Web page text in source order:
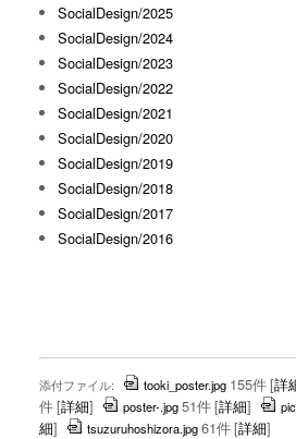
SocialDesign/2025
SocialDesign/2024
SocialDesign/2023
SocialDesign/2022
SocialDesign/2021
SocialDesign/2020
SocialDesign/2019
SocialDesign/2018
SocialDesign/2017
SocialDesign/2016
添付ファイル: tooki_poster.jpg 155件[詳
件[詳細] poster-.jpg51件[詳細]
細] tsuzuruhoshizora.jpg61件[詳細]